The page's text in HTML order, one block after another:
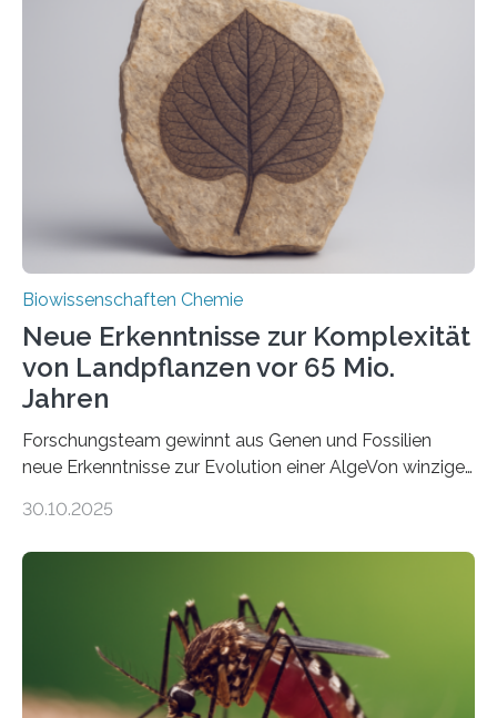
und Dr. Ismaila Francis Yusuf hat nun einen bislang
unbekannten Qualitätskontrollmechanismus des
peroxisomalen Proteintransports in der Bäckerhefe
Saccharomyces cerevisiae entdeckt, der für die
Funktionsfähigkeit der Organellen entscheidend ist. Die
Studie wurde am 28. Oktober 2025 in der
Fachzeitschrift…
Biowissenschaften Chemie
Neue Erkenntnisse zur Komplexität
von Landpflanzen vor 65 Mio.
Jahren
Forschungsteam gewinnt aus Genen und Fossilien
neue Erkenntnisse zur Evolution einer AlgeVon winzigen
Landpflanzen zählen zu den komplexesten
Grünalgen, die vor Hunderten von Millionen Jahren
lebten. Unter den Vorfahren sticht eine Gruppe heraus,
die noch heute in der Natur vorkommt: die
Süßwasseralge Coleochaetophyceae. Einige Arten
dieser Gruppe bilden aus Zellfäden dichte Geflechte
30.10.2025